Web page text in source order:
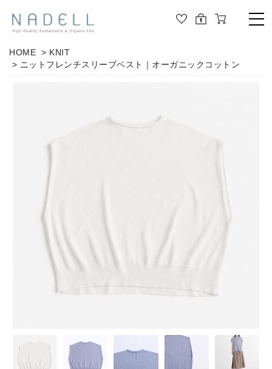
TOP
PRODUCT
KNIT
SHIRT / BLOUSE
DRESS
PANTS / LEGGINS
FORMAL
JOURNAL
ABOUT
ABOUT US
HOME > KNIT
> ニットフレンチスリーブベスト｜オーガニックコットン